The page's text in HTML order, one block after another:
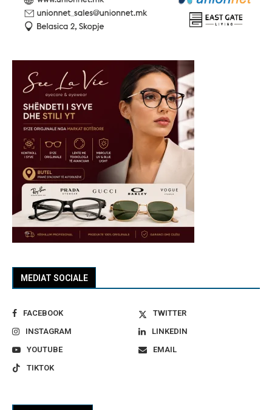
MEDIAT SOCIALE
FACEBOOK
TWITTER
INSTAGRAM
LINKEDIN
YOUTUBE
EMAIL
TIKTOK